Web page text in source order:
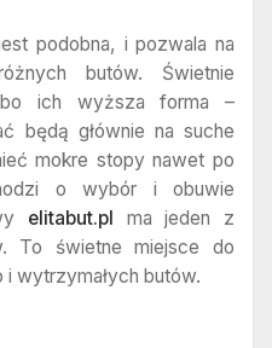
podobna, i pozwala na
butów. Świetnie
ich wyższa forma –
będą głównie na suche
mokre stopy nawet po
o wybór i obuwie
elitabut.pl ma jeden z
To świetne miejsce do
wytrzymałych butów.